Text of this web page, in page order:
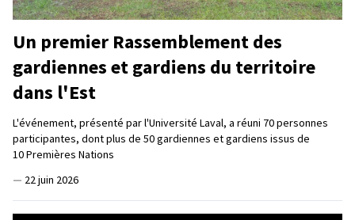
Un premier Rassemblement des
gardiennes et gardiens du territoire
dans l'Est
L'événement, présenté par l'Université Laval, a réuni 70 personnes
participantes, dont plus de 50 gardiennes et gardiens issus de
10 Premières Nations
— 22 juin 2026